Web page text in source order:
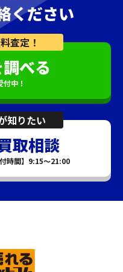
ください
査定！
べる
中！
知りたい
取相談
時間】9:15～21:00